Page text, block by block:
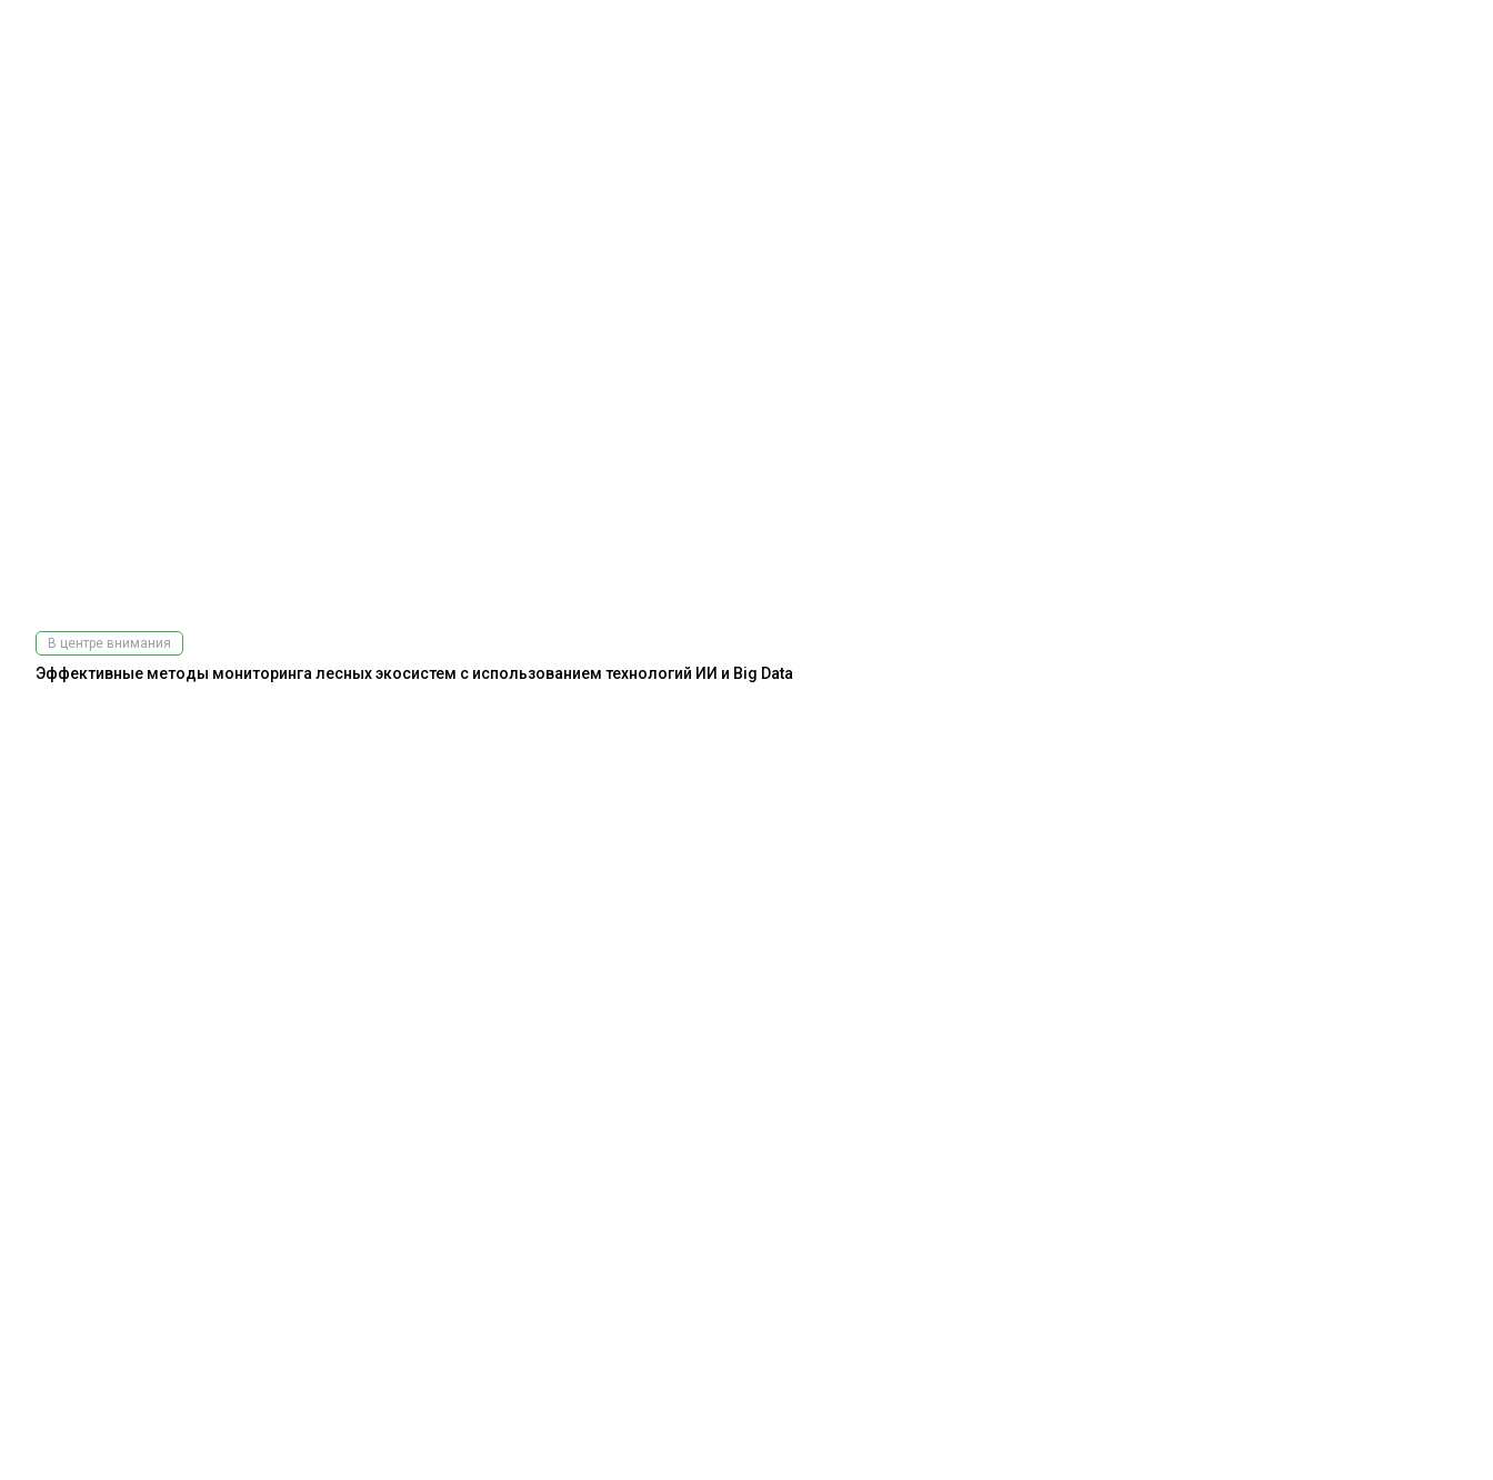
В центре внимания
Эффективные методы мониторинга лесных экосистем с использованием технологий ИИ и Big Data